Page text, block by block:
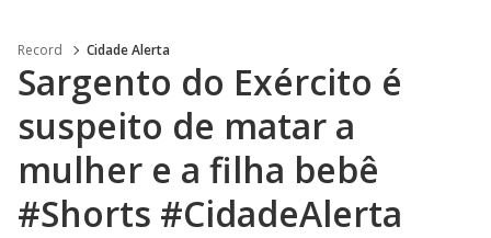
Record Cidade Alerta
Sargento do Exército é
suspeito de matar a
mulher e a filha bebê
#Shorts #CidadeAlerta